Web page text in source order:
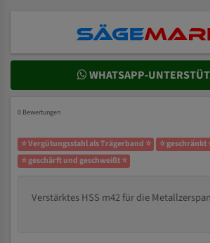
WHATSAPP-
0 Bewertungen
⭐ Vergütungsstahl als Trägerband ⭐
⭐ geschränkt
⭐ geschärft und geschweißt ⭐
Verstärktes HSS m42 für die